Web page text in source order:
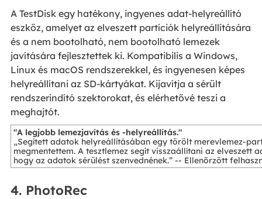
A TestDisk egy hatékony, ingyenes adat-helyreállító
eszköz, amelyet az elveszett partíciók helyreállítására
és a nem bootolható, nem bootolható lemezek
javítására fejlesztettek ki. Kompatibilis a Windows,
Linux és macOS rendszerekkel, és ingyenesen képes
helyreállítani az SD-kártyákat. Kijavítja a sérült
rendszerindító szektorokat, és elérhetővé teszi a
meghajtót.
"A legjobb lemezjavítás és -helyreállítás."
„Segített adatok helyreállításában egy törölt merevlemez-
megmentettem. A tesztlemez segít visszaállítani az elveszett
hogy az adatok sérülést szenvednének.” -- Ellenőrzött
4. PhotoRec